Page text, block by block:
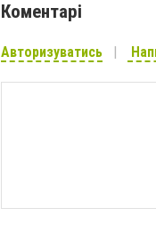
Коментарі
Авторизуватись